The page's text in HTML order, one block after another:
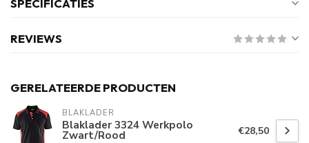
SPECIFICATIES
REVIEWS
GERELATEERDE PRODUCTEN
BLAKLADER
Blaklader 3324 Werkpolo
Zwart/Rood €28,50